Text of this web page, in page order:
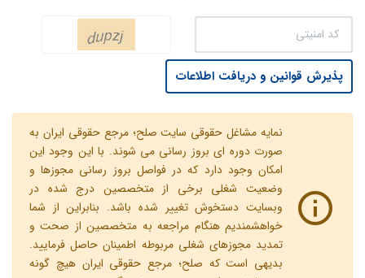
پذیرش قوانین و دریافت اطلاعات
نمایه مشاغل حقوقی سایت صلح؛ مرجع حقوقی ایران به
صورت دوره ای بروز رسانی می شوند. با این وجود این
امکان وجود دارد که در فواصل بروز رسانی مجوزها و
وضعیت شغلی برخی از متخصصین درج شده در
وبسایت دستخوش تغییر شده باشد. بنابراین از شما
خواهشمندیم هنگام مراجعه به متخصصین از صحت و
تمدید مجوزهای شغلی مربوطه اطمینان حاصل فرمایید.
بدیهی است که صلح؛ مرجع حقوقی ایران هیچ گونه